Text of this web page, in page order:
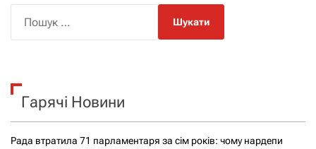
к
Гарячі Новини
Рада втратила 71 парламентаря за сім років: чому нардепи